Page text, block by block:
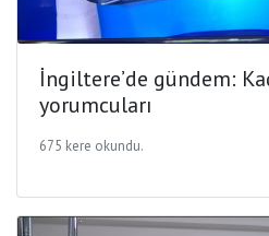
İngiltere’de gündem:
yorumcuları
675 kere okundu.